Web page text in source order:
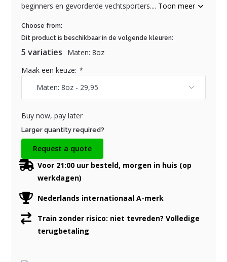
beginners en gevorderde vechtsporters.... Toon meer
Choose from:
Dit product is beschikbaar in de volgende kleuren:
5 variaties
Maten: 8oz
Maak een keuze: *
Buy now, pay later
Larger quantity required?
Request a quote
Voor 21:00 uur besteld, morgen in huis (op
werkdagen)
Nederlands internationaal A-merk
Train zonder risico: niet tevreden? Volledige
terugbetaling